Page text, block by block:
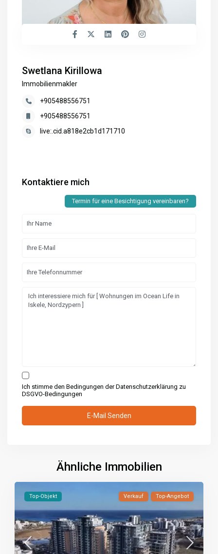
Swetlana Kirillowa
Immobilienmakler
+905488556751
+905488556751
live:.cid.a818e2cb1d171710
Kontaktiere mich
Termin für eine Besichtigung vereinbaren?
Ich stimme den Bedingungen der Datenschutzerklärung zu
DSGVO-Bedingungen
Ähnliche Immobilien
Top-Objekt Verkauf Top-Angebot